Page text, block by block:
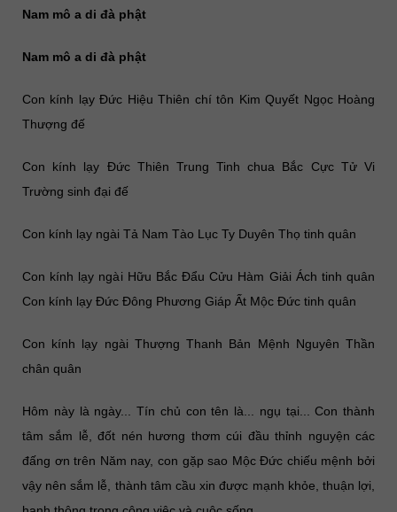
Nam mô a di đà phật
Nam mô a di đà phật
Con kính lạy Đức Hiệu Thiên chí tôn Kim Quyết Ngọc Hoàng
Thượng đế
Con kính lạy Đức Thiên Trung Tinh chua Bắc Cực Tử Vi
Trường sinh đại đế
Con kính lạy ngài Tả Nam Tào Lục Ty Duyên Thọ tinh quân
Con kính lạy ngài Hữu Bắc Đẩu Cửu Hàm Giải Ách tinh quân
Con kính lạy Đức Đông Phương Giáp Ất Mộc Đức tinh quân
Con kính lạy ngài Thượng Thanh Bản Mệnh Nguyên Thần
chân quân
Hôm này là ngày... Tín chủ con tên là... ngụ tại... Con thành
tâm sắm lễ, đốt nén hương thơm cúi đầu thỉnh nguyện các
đấng ơn trên Năm nay, con gặp sao Mộc Đức chiếu mệnh bởi
vậy nên sắm lễ, thành tâm cầu xin được mạnh khỏe, thuận lợi,